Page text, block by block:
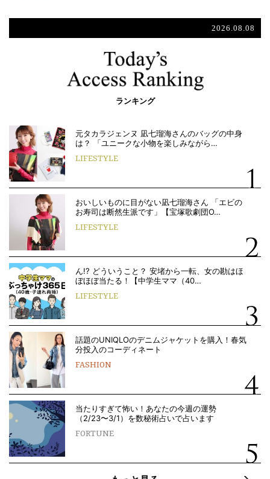
2026.08.08
ランキング
元タカラジェンヌ 凪七瑠海さんのバッグの中身
は？ 「ユニークな小物を楽しみながら…
LIFESTYLE
おいしいものに目がない凪七瑠海さん 「エビの
お寿司は断然生派です」【宝塚歌劇団O…
LIFESTYLE
ん!? どういうこと？ 安堵から一転、女の勘はほ
ぼほぼ当たる！【中学生ママ（40…
LIFESTYLE
話題のUNIQLOのデニムジャケットを購入！春気
分投入のコーディネート
FASHION
当たりすぎて怖い！あなたの今週の運勢
（2/23〜3/1）を数秘術占いで占います
FORTUNE